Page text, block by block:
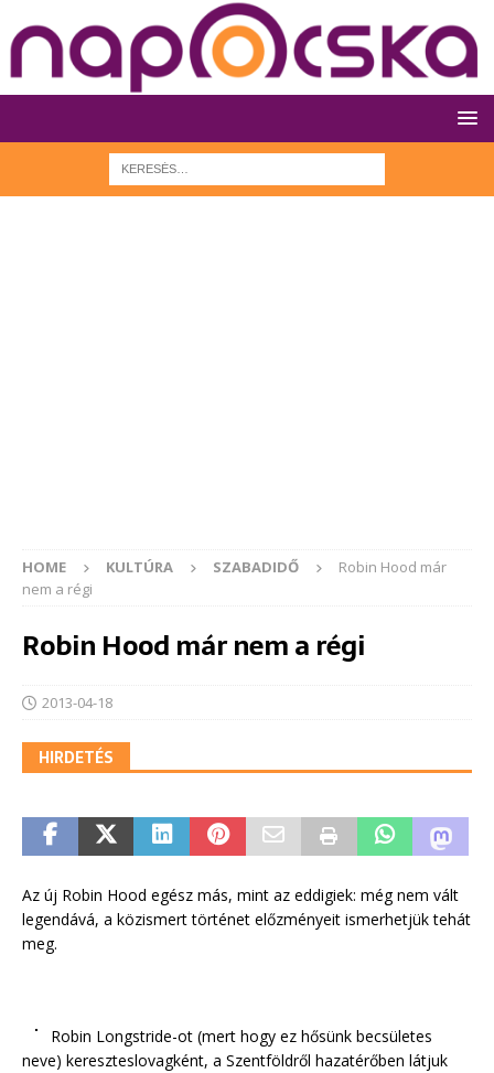
HOME KULTÚRA SZABADIDŐ
Robin Hood már
nem a régi
Robin Hood már nem a régi
2013-04-18
HIRDETÉS
Az új Robin Hood egész más, mint az eddigiek: még nem vált
legendává, a közismert történet előzményeit ismerhetjük tehát
meg.
Robin Longstride-ot (mert hogy ez hősünk becsületes
neve) kereszteslovagként, a Szentföldről hazatérőben látjuk